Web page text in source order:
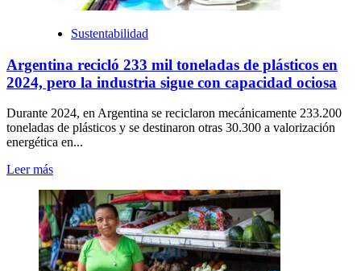
Sustentabilidad
Argentina recicló 233 mil toneladas de plásticos en
2024, pero la industria sigue con capacidad ociosa
Durante 2024, en Argentina se reciclaron mecánicamente 233.200
toneladas de plásticos y se destinaron otras 30.300 a valorización
energética en...
Leer más